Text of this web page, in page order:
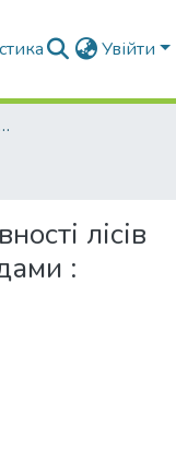
Увійти
видання
лісів
: